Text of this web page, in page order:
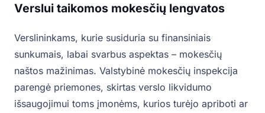
Verslui taikomos mokesčių lengvatos
Verslininkams, kurie susiduria su finansiniais
sunkumais, labai svarbus aspektas – mokesčių
naštos mažinimas. Valstybinė mokesčių inspekcija
parengė priemones, skirtas verslo likvidumo
išsaugojimui toms įmonėms, kurios turėjo apriboti ar